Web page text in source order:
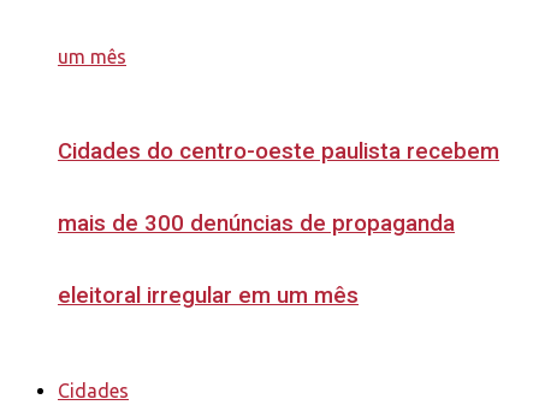
Cidades do centro-oeste paulista recebem
mais de 300 denúncias de propaganda
eleitoral irregular em um mês
Cidades